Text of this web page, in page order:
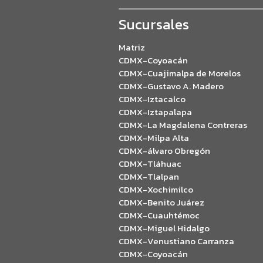
Sucursales
Matriz
CDMX-Coyoacán
CDMX-Cuajimalpa de Morelos
CDMX-Gustavo A. Madero
CDMX-Iztacalco
CDMX-Iztapalapa
CDMX-La Magdalena Contreras
CDMX-Milpa Alta
CDMX-álvaro Obregón
CDMX-Tláhuac
CDMX-Tlalpan
CDMX-Xochimilco
CDMX-Benito Juárez
CDMX-Cuauhtémoc
CDMX-Miguel Hidalgo
CDMX-Venustiano Carranza
CDMX-Coyoacán